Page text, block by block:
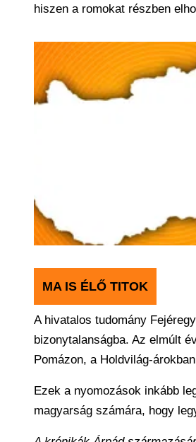
hiszen a romokat részben
MA IS ÉLŐ TITOK
A hivatalos tudomány
bizonytalanságba. Az elmúlt
Pomázon, a Holdvilág-
Ezek a nyomozások inkább
magyarság számára, hogy